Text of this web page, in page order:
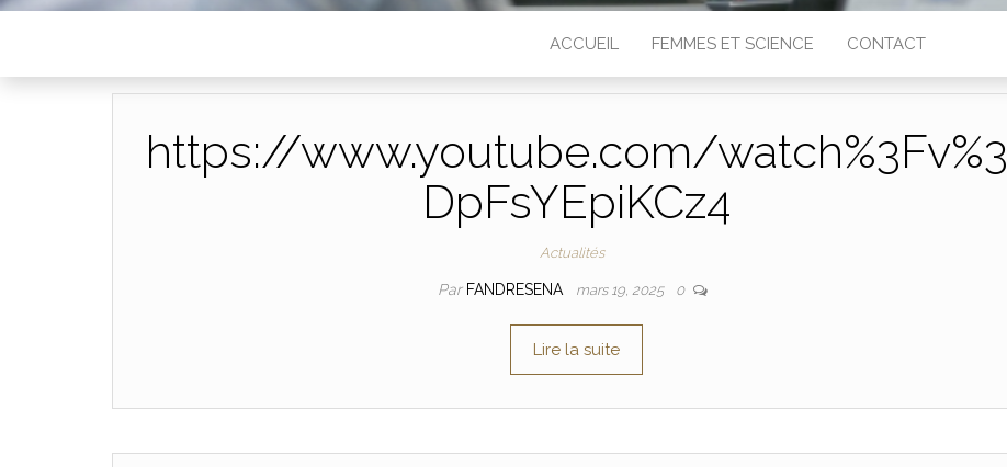
ACCUEIL FEMMES ET SCIENCE CONTACT
https://www.youtube.com/watch%3Fv%3
DpFsYEpiKCz4
Actualités
Par FANDRESENA mars 19, 2025 0
Lire la suite